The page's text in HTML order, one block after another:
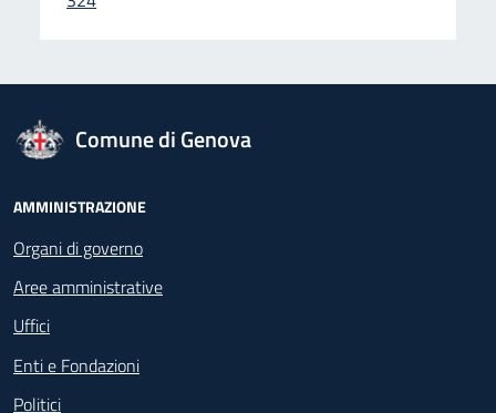
logo Unione Europea
Comune di Genova
Footer - Navigazione
AMMINISTRAZIONE
Organi di governo
Aree amministrative
Uffici
Enti e Fondazioni
Politici